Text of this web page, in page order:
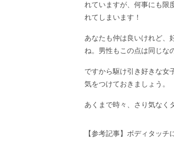
れていますが、何事にも限
れてしまいます！
あなたも仲は良いけれど、
ね。男性もこの点は同じな
ですから駆け引き好きな女
気をつけておきましょう。
あくまで時々、さり気な
【参考記事】ボディタッ